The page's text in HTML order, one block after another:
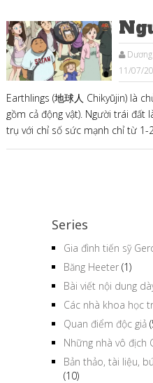
11/07/
Earthlings (地球人 Chikyūjin) là
gồm cả động vật). Người trái đất
trụ với chỉ số sức mạnh chỉ từ 1-
Series
Gia đình tiến sỹ
Băng Heeter (1)
Bài viết nội dung
Các nhà khoa học
Quan điểm độc giả
Những nhà vô địch
Bản thảo, tài liệu,
(10)